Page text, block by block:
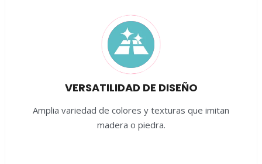
VERSATILIDAD DE DISEÑO
Amplia variedad de colores y texturas que imitan
madera o piedra.